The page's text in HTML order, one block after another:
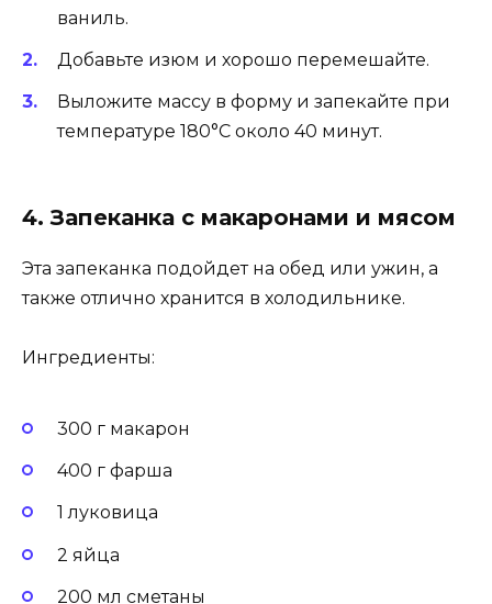
ваниль.
Добавьте изюм и хорошо перемешайте.
Выложите массу в форму и запекайте при
температуре 180°C около 40 минут.
4. Запеканка с макаронами и мясом
Эта запеканка подойдет на обед или ужин, а
также отлично хранится в холодильнике.
Ингредиенты:
300 г макарон
400 г фарша
1 луковица
2 яйца
200 мл сметаны